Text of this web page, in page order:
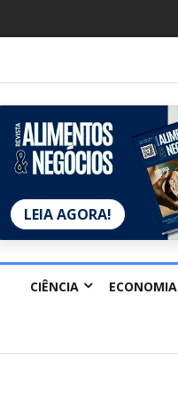
LEIA AGORA!
CIÊNCIA ECONOMIA